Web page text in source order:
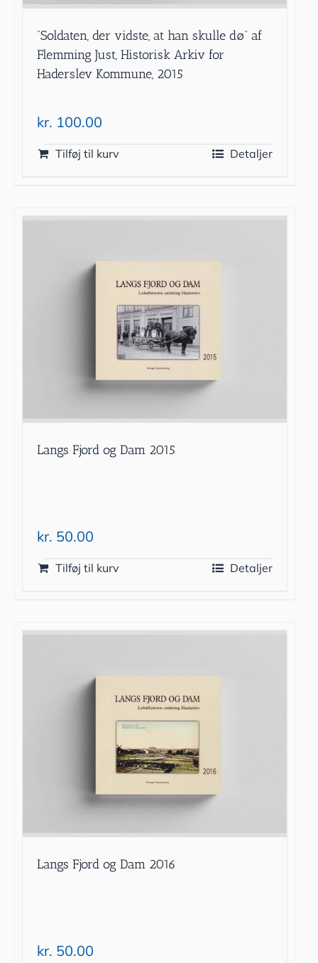
”Soldaten, der vidste, at han skulle dø” af
Flemming Just, Historisk Arkiv for
Haderslev Kommune, 2015
kr. 100.00
Tilføj til kurv Detaljer
Langs Fjord og Dam 2015
kr. 50.00
Tilføj til kurv Detaljer
Langs Fjord og Dam 2016
kr. 50.00